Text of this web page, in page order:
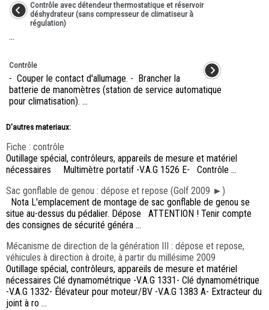
Contrôle avec détendeur thermostatique et réservoir
déshydrateur (sans compresseur de climatiseur à
régulation)
...
Contrôle
- Couper le contact d'allumage. - Brancher la
batterie de manomètres (station de service automatique
pour climatisation). ...
D'autres materiaux:
Fiche : contrôle
Outillage spécial, contrôleurs, appareils de mesure et matériel
nécessaires Multimètre portatif -V.A.G 1526 E- Contrôle ...
Sac gonflable de genou : dépose et repose (Golf 2009 ►)
Nota L'emplacement de montage de sac gonflable de genou se
situe au-dessus du pédalier. Dépose ATTENTION ! Tenir compte
des consignes de sécurité généra ...
Mécanisme de direction de la génération III : dépose et repose,
véhicules à direction à droite, à partir du millésime 2009
Outillage spécial, contrôleurs, appareils de mesure et matériel
nécessaires Clé dynamométrique -V.A.G 1331- Clé dynamométrique
-V.A.G 1332- Élévateur pour moteur/BV -V.A.G 1383 A- Extracteur du
joint à ro ...